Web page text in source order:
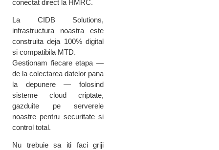
conectat direct la HMRC.
La CIDB Solutions,
infrastructura noastra este
construita deja 100% digital
si compatibila MTD.
Gestionam fiecare etapa —
de la colectarea datelor pana
la depunere — folosind
sisteme cloud criptate,
gazduite pe serverele
noastre pentru securitate si
control total.
Nu trebuie sa iti faci griji